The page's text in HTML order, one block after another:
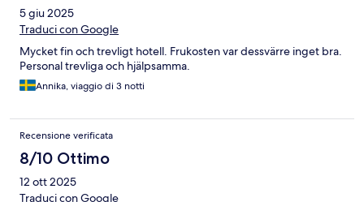
5 giu 2025
Traduci con Google
Mycket fin och trevligt hotell. Frukosten var dessvärre inget bra.
Personal trevliga och hjälpsamma.
Annika, viaggio di 3 notti
Recensione verificata
8/10 Ottimo
12 ott 2025
Traduci con Google